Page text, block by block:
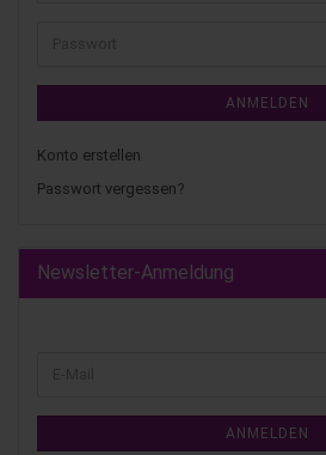
ANMELDEN
Konto erstellen
Passwort vergessen?
Newsletter-Anmeldung
ANMELDEN